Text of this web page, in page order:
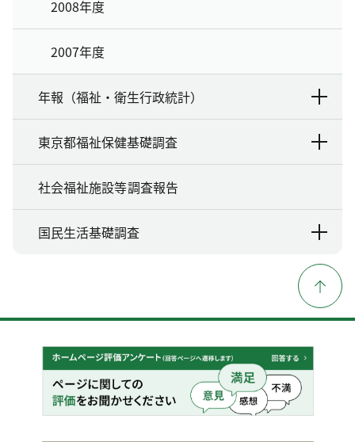
2008年度
2007年度
年報（福祉・衛生行政統計）
東京都福祉保健基礎調査
社会福祉施設等調査報告
国民生活基礎調査